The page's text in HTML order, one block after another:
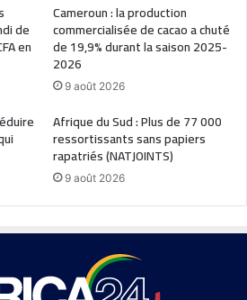
de
en
Cameroun : la production
commercialisée de cacao a chuté
de 19,9% durant la saison 2025-
2026
9 août 2026
Afrique du Sud : Plus de 77 000
ressortissants sans papiers
rapatriés (NATJOINTS)
9 août 2026